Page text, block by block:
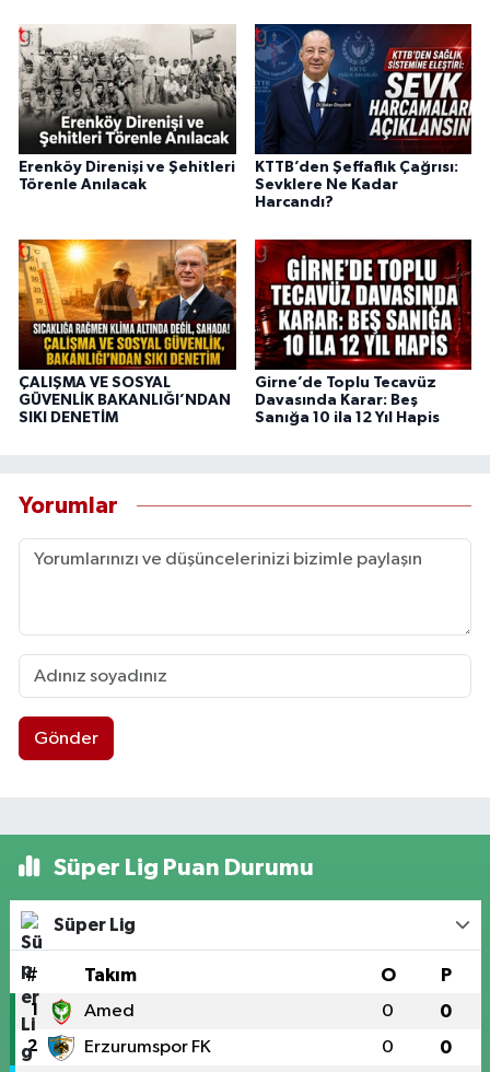
Erenköy Direnişi ve Şehitleri
Törenle Anılacak
KTTB’den Şeffaflık Çağrısı:
Sevklere Ne Kadar
Harcandı?
ÇALIŞMA VE SOSYAL
GÜVENLİK BAKANLIĞI’NDAN
SIKI DENETİM
Girne’de Toplu Tecavüz
Davasında Karar: Beş
Sanığa 10 ila 12 Yıl Hapis
Yorumlar
Gönder
Süper Lig Puan Durumu
Süper Lig
# Takım O P
1 Amed 0 0
2 Erzurumspor FK 0 0